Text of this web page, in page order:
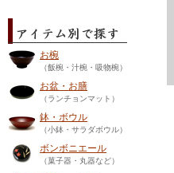
お椀
（飯椀・汁椀・吸物椀）
お盆・お膳
（ランチョンマット）
鉢・ボウル
（小鉢・サラダボウル）
ボンボニエール
（菓子器・丸器など）